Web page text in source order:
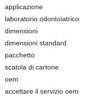
applicazione
laboratorio odontoiatrico
dimensioni
dimensioni standard
pacchetto
scatola di cartone
oem
accettare il servizio oem